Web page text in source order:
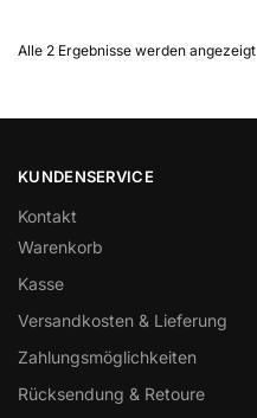
Alle 2 Ergebnisse werden angezeigt
KUNDENSERVICE
Kontakt
Warenkorb
Kasse
Versandkosten & Lieferung
Zahlungsmöglichkeiten
Rücksendung & Retoure